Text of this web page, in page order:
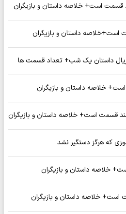
قسمت است+ خلاصه داستان و بازیگران
است+خلاصه داستان و بازیگران
داستان یک شب+ تعداد قسمت ها
خلاصه داستان و بازیگران
قسمت است+ خلاصه داستان و بازیگران
که هرگز دستگیر نشد
خلاصه داستان و بازیگران
است+ خلاصه داستان و بازیگران